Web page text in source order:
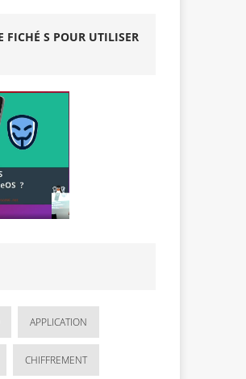
FICHÉ S POUR UTILISER
APPLICATION
CHIFFREMENT